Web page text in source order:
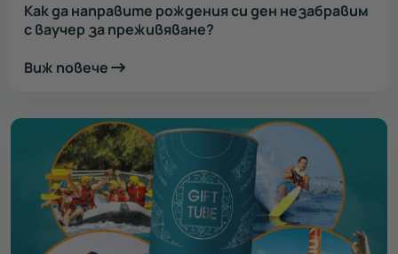
Как да направите рождения си ден незабравим
с ваучер за преживяване?
Виж повече